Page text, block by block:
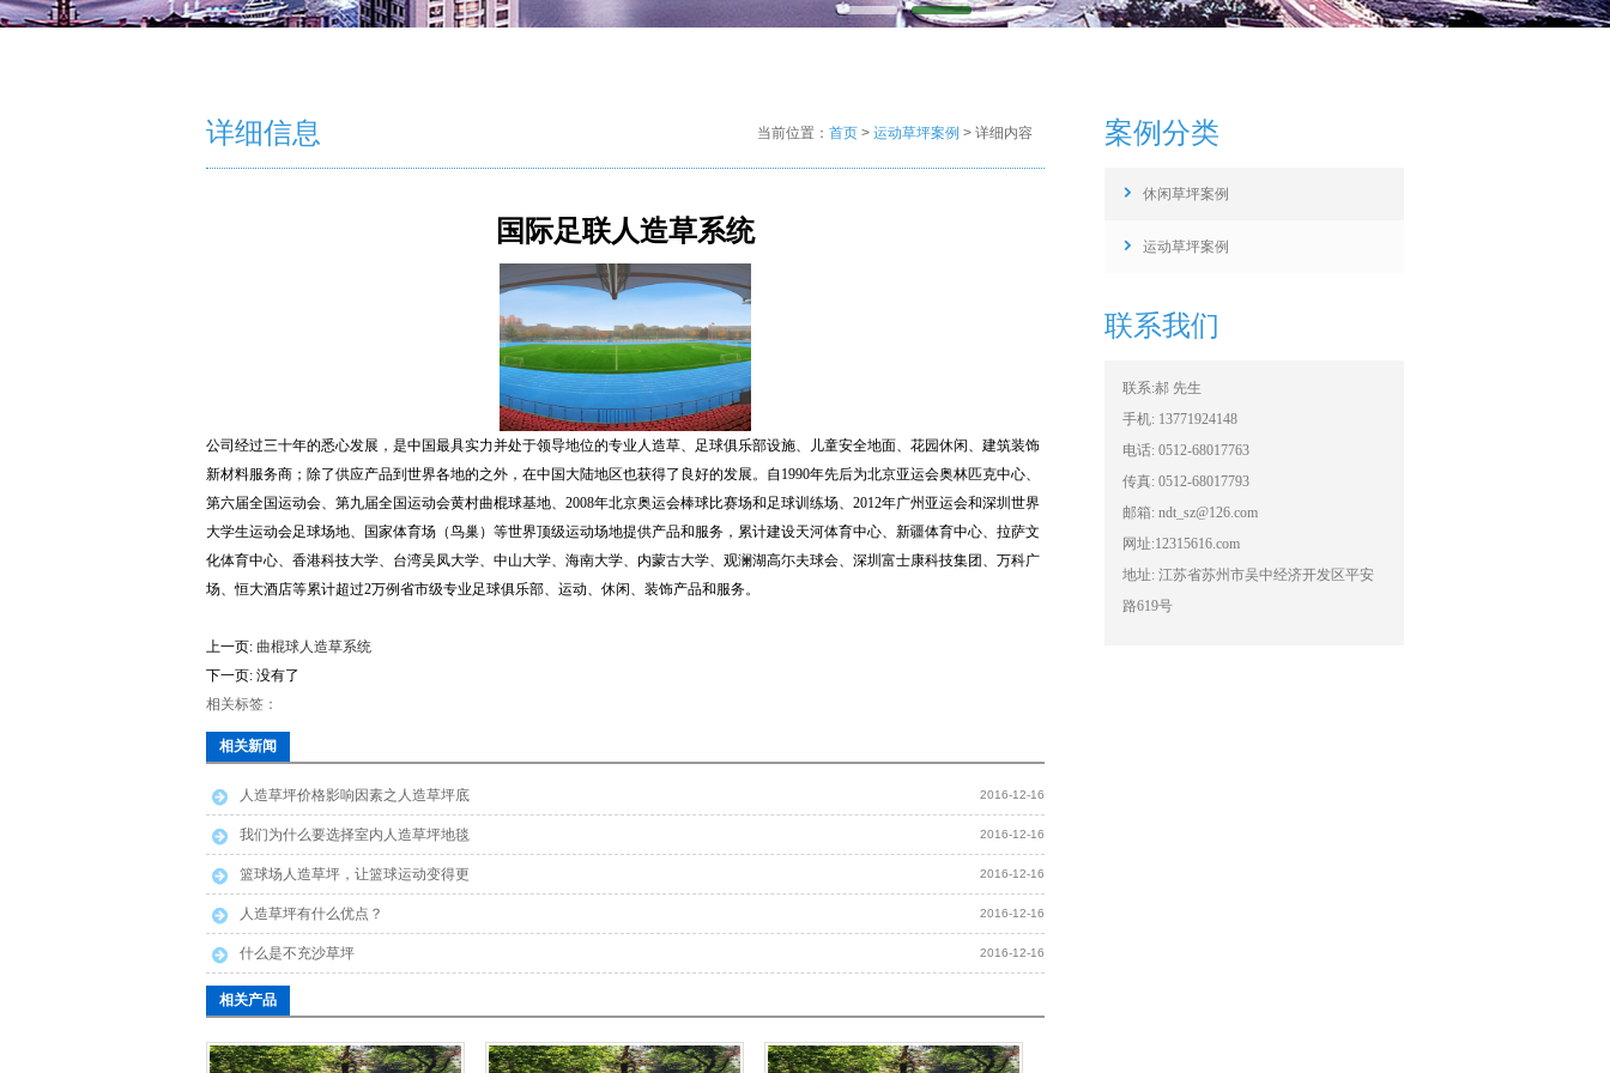
详细信息 当前位置： 首页 > 运动草坪案例 > 详细内容
国际足联人造草系统
公司经过三十年的悉心发展，是中国最具实力并处于领导地位的专业人造草、足球俱乐部设施、儿童安全地面、花园休闲、建筑装饰
新材料服务商；除了供应产品到世界各地的之外，在中国大陆地区也获得了良好的发展。自1990年先后为北京亚运会奥林匹克中心、
第六届全国运动会、第九届全国运动会黄村曲棍球基地、2008年北京奥运会棒球比赛场和足球训练场、2012年广州亚运会和深圳世界
大学生运动会足球场地、国家体育场（鸟巢）等世界顶级运动场地提供产品和服务，累计建设天河体育中心、新疆体育中心、拉萨文
化体育中心、香港科技大学、台湾吴凤大学、中山大学、海南大学、内蒙古大学、观澜湖高尓夫球会、深圳富士康科技集团、万科广
场、恒大酒店等累计超过2万例省市级专业足球俱乐部、运动、休闲、装饰产品和服务。
上一页: 曲棍球人造草系统
下一页: 没有了
相关标签：
相关新闻
人造草坪价格影响因素之人造草坪底
布
2016-12-16
我们为什么要选择室内人造草坪地毯 2016-12-16
篮球场人造草坪，让篮球运动变得更
安全
2016-12-16
人造草坪有什么优点？ 2016-12-16
什么是不充沙草坪 2016-12-16
相关产品
案例分类
休闲草坪案例
运动草坪案例
联系我们
联系:郝 先生
手机: 13771924148
电话: 0512-68017763
传真: 0512-68017793
邮箱: ndt_sz@126.com
网址:12315616.com
地址: 江苏省苏州市吴中经济开发区平安
路619号